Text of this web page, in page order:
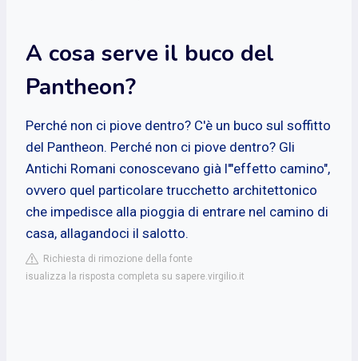
A cosa serve il buco del
Pantheon?
Perché non ci piove dentro? C'è un buco sul soffitto
del Pantheon. Perché non ci piove dentro? Gli
Antichi Romani conoscevano già l'"effetto camino",
ovvero quel particolare trucchetto architettonico
che impedisce alla pioggia di entrare nel camino di
casa, allagandoci il salotto.
Richiesta di rimozione della fonte
isualizza la risposta completa su sapere.virgilio.it